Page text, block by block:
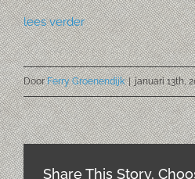
lees verder
DoorFerry Groenendijk | januari 13th,
Share This Story,